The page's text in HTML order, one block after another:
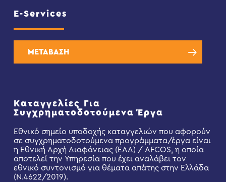
E-Services
ΜΕΤΑΒΑΣΗ
Καταγγελίες Για
Συγχρηματοδοτούμενα Έργα
Εθνικό σημείο υποδοχής καταγγελιών που αφορούν
σε συγχρηματοδοτούμενα προγράμματα/έργα είναι
η Εθνική Αρχή Διαφάνειας (ΕΑΔ) / AFCOS, η οποία
αποτελεί την Υπηρεσία που έχει αναλάβει τον
εθνικό συντονισμό για θέματα απάτης στην Ελλάδα
(Ν.4622/2019).